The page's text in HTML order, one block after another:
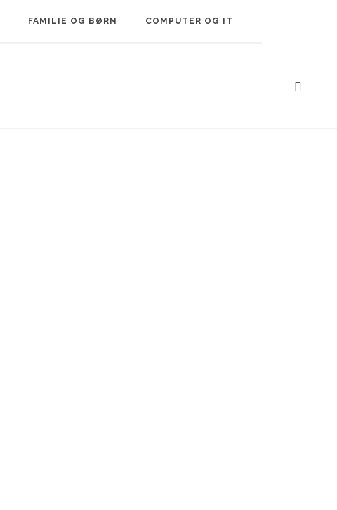
FAMILIE OG BØRN COMPUTER OG IT